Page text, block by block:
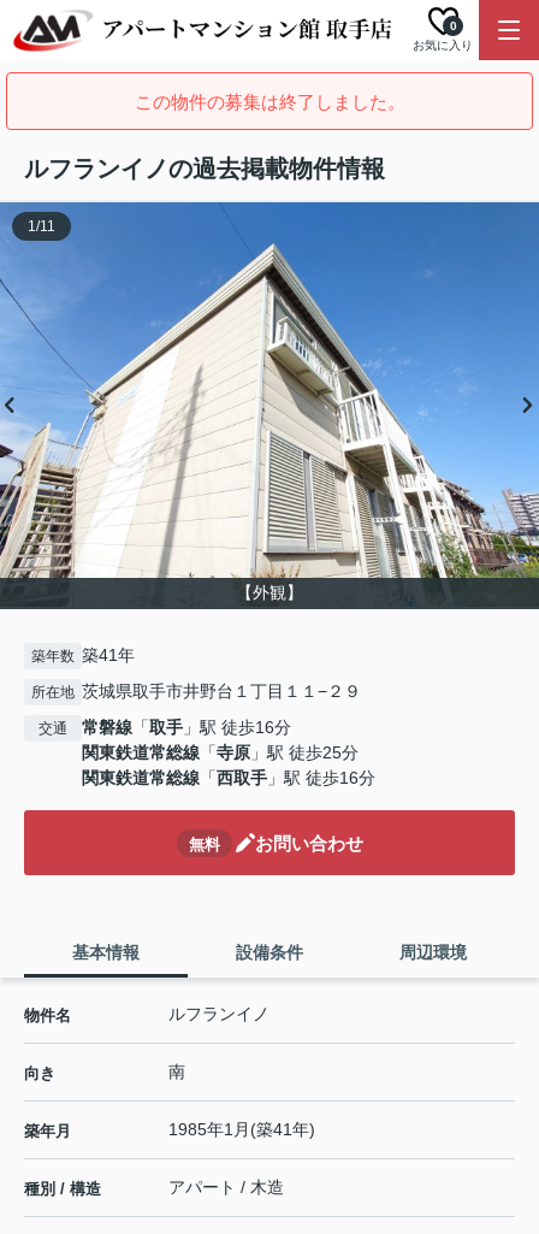
お気に入り
0
この物件の募集は終了しました。
ルフランイノの過去掲載物件情報
【外観】
1/11
築年数 築41年
所在地 茨城県取手市井野台１丁目１１−２９
交通 常磐線 「取手 」駅 徒歩16分
関東鉄道常総線 「寺原 」駅 徒歩25分
関東鉄道常総線 「西取手 」駅 徒歩16分
無料 お問い合わせ
基本情報 設備条件 周辺環境
物件名 ルフランイノ
向き 南
築年月 1985年1月(築41年)
種別 / 構造 アパート / 木造